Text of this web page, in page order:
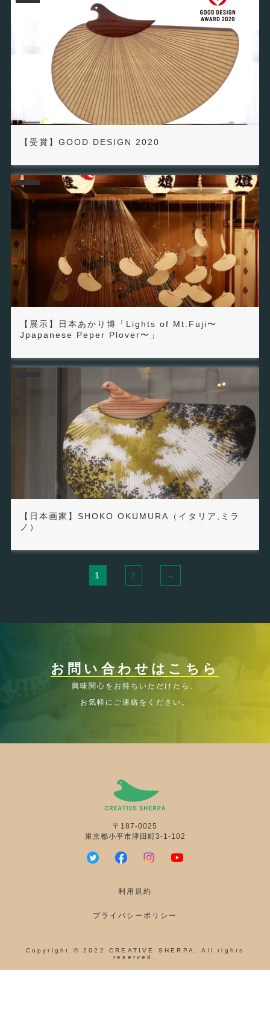
【受賞】GOOD DESIGN 2020
【展示】日本あかり博「Lights of Mt.Fuji〜
Jpapanese Peper Plover〜」
【日本画家】SHOKO OKUMURA（イタリア,ミラ
ノ）
1 2 →
お問い合わせはこちら
興味関心をお持ちいただけたら、
お気軽にご連絡をください。
〒187-0025
東京都小平市津田町3-1-102
利用規約
プライバシーポリシー
Copyright © 2022 CREATIVE SHERPA. All rights
reserved.